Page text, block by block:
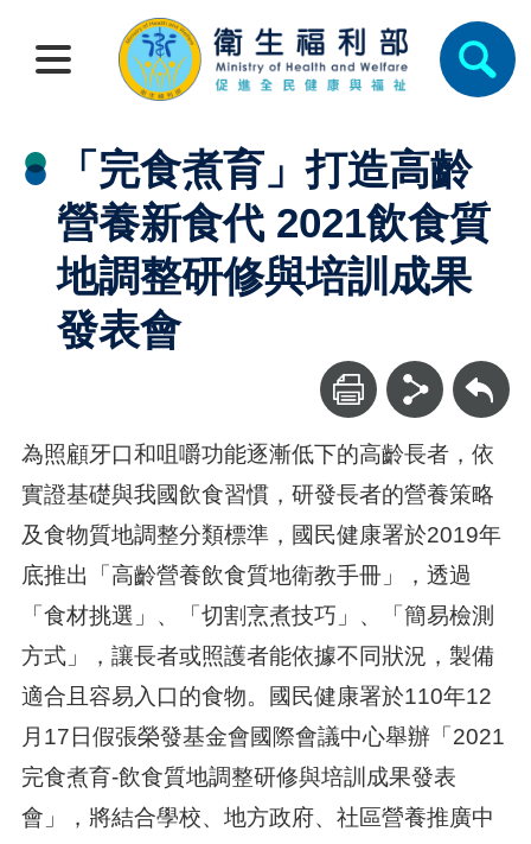
「完食煮育」打造高齡
營養新食代 2021飲食質
地調整研修與培訓成果
發表會
回上一頁
為照顧牙口和咀嚼功能逐漸低下的高齡長者，依
實證基礎與我國飲食習慣，研發長者的營養策略
及食物質地調整分類標準，國民健康署於2019年
底推出「高齡營養飲食質地衛教手冊」，透過
「食材挑選」、「切割烹煮技巧」、「簡易檢測
方式」，讓長者或照護者能依據不同狀況，製備
適合且容易入口的食物。國民健康署於110年12
月17日假張榮發基金會國際會議中心舉辦「2021
完食煮育-飲食質地調整研修與培訓成果發表
會」，將結合學校、地方政府、社區營養推廣中